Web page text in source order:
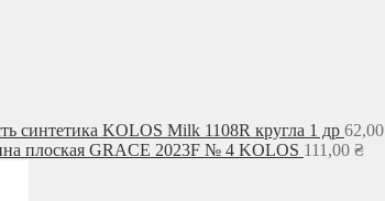
синтетика KOLOS Milk 1108R кругла 1 др 62,00
плоская GRACE 2023F № 4 KOLOS 111,00 ₴